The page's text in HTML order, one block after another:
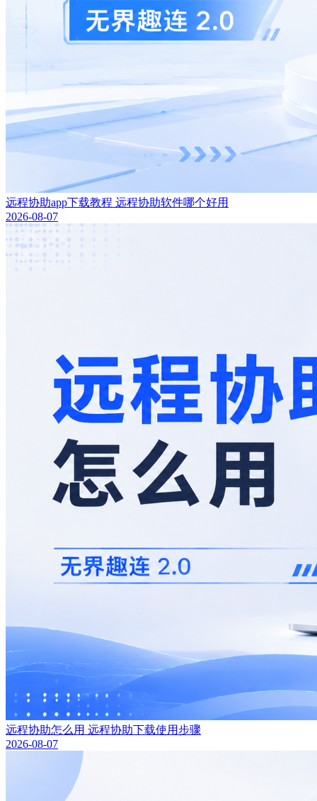
远程协助app下载教程 远程协助软件哪个好用
2026-08-07
远程协助怎么用 远程协助下载使用步骤
2026-08-07